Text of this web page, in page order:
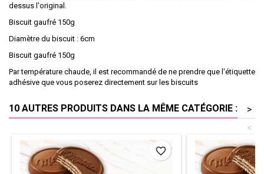
dessus l'original.
Biscuit gaufré 150g
Diamètre du biscuit : 6cm
Biscuit gaufré 150g
Par température chaude, il est recommandé de ne prendre que l'étiquette
adhésive que vous poserez directement sur les biscuits
10 AUTRES PRODUITS DANS LA MÊME CATÉGORIE :
>
<
favorite_border